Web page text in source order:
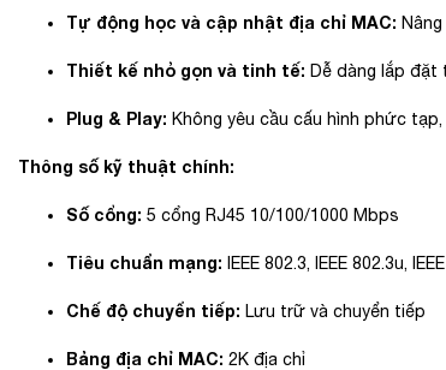
Tự động học và cập nhật địa chỉ MAC:
Thiết kế nhỏ gọn và tinh tế: Dễ dàng lắp đặt
Plug & Play: Không yêu cầu cấu hình phức
Thông số kỹ thuật chính:
Số cổng: 5 cổng RJ45 10/100/1000 Mbps
Tiêu chuẩn mạng: IEEE 802.3, IEEE 802.3u,
Chế độ chuyển tiếp: Lưu trữ và chuyển tiếp
Bảng địa chỉ MAC: 2K địa chỉ